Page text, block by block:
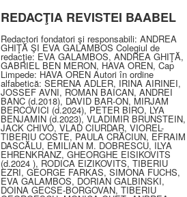
REDACŢIA REVISTEI BAABEL
Redactori fondatori şi responsabili: ANDREA
GHIŢĂ ŞI EVA GALAMBOS Colegiul de
redacţie: EVA GALAMBOS, ANDREA GHIŢĂ,
GABRIEL BEN MERON, HAVA OREN, Cap
Limpede: HAVA OREN Autori în ordine
alfabetică: SERENA ADLER, IRINA AIRINEI,
JOSSEF AVNI, ROMAN BAICAN, ANDREI
BANC (d.2018), DAVID BAR-ON, MIRJAM
BERCOVICI (d.2024), PETER BIRO, LYA
BENJAMIN (d.2023), VLADIMIR BRUNSTEIN,
JACK CHIVO, VLAD CIURDAR, VIOREL-
TIBERIU COSTE, PAULA CRĂCIUN, EFRAIM
DASCĂLU, EMILIAN M. DOBRESCU, ILYA
EHRENKRANZ, GHEORGHE EISIKOVITS
(d.2024 ), RODICA EIZIKOVITS, TIBERIU
EZRI, GEORGE FARKAS, SIMONA FUCHS,
EVA GALAMBOS, DORIAN GALBINSKI,
DOINA GECSE-BORGOVAN, TIBERIU